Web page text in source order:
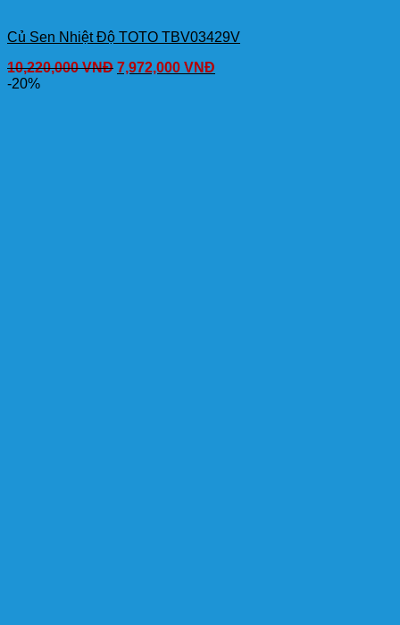
Củ Sen Nhiệt Độ TOTO TBV03429V
10,220,000VNĐ 7,972,000 VNĐ
-20%